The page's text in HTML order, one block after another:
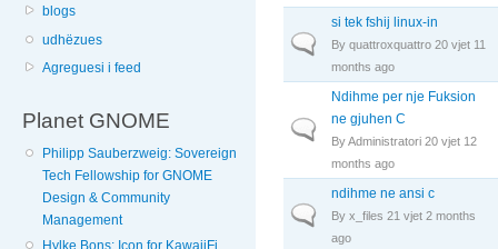
blogs
udhëzues
Agreguesi i feed
Planet GNOME
Philipp Sauberzweig: Sovereign
Tech Fellowship for GNOME
Design & Community
Management
Hylke Bons: Icon for KawaiiFi
Normal topic
si tek fshij linux-in
Byquattroxquattro 20 vjet 11
months ago
Normal topic
Ndihme per nje Fuksion
ne gjuhen C
ByAdministratori 20 vjet 12
months ago
Normal topic
ndihme ne ansi c
Byx_files 21 vjet 2 months
ago